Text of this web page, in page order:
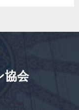
協会